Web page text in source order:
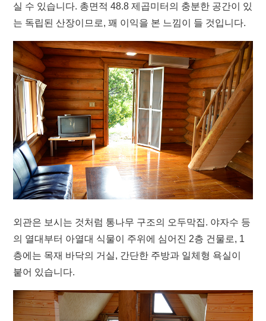
실 수 있습니다. 총면적 48.8 제곱미터의 충분한 공간이 있
는 독립된 산장이므로, 꽤 이익을 본 느낌이 들 것입니다.
외관은 보시는 것처럼 통나무 구조의 오두막집. 야자수 등
의 열대부터 아열대 식물이 주위에 심어진 2층 건물로, 1
층에는 목재 바닥의 거실, 간단한 주방과 일체형 욕실이
붙어 있습니다.